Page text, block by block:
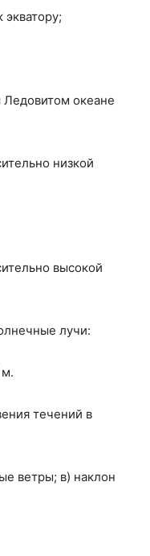
экватору;
океане
низкой
высокой
лучи:
м.
течений в
ветры; в) наклон